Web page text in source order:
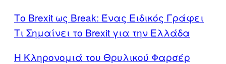
Το Brexit ως Break: Ένας Ειδικός Γράφει
Τι Σημαίνει το Brexit για την Ελλάδα
Η Κληρονομιά του Θρυλικού Φαρσέρ